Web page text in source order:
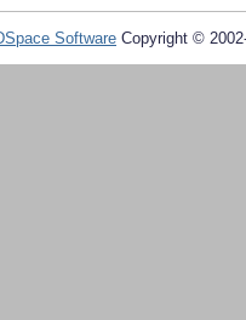
Software Copyright ©